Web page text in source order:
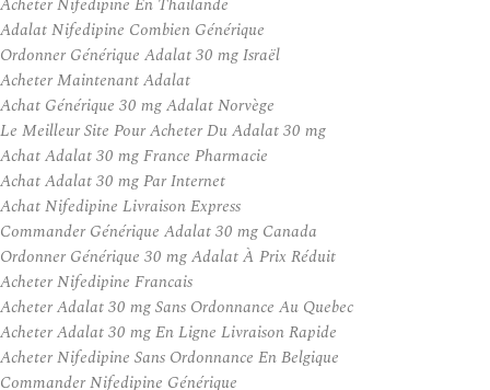
Adalat Nifedipine Combien Générique
Ordonner Générique Adalat 30 mg Israël
Acheter Maintenant Adalat
Achat Générique 30 mg Adalat Norvège
Le Meilleur Site Pour Acheter Du Adalat 30 mg
Achat Adalat 30 mg France Pharmacie
Achat Adalat 30 mg Par Internet
Achat Nifedipine Livraison Express
Commander Générique Adalat 30 mg Canada
Ordonner Générique 30 mg Adalat À Prix Réduit
Acheter Nifedipine Francais
Acheter Adalat 30 mg Sans Ordonnance Au Quebec
Acheter Adalat 30 mg En Ligne Livraison Rapide
Acheter Nifedipine Sans Ordonnance En Belgique
Commander Nifedipine Générique